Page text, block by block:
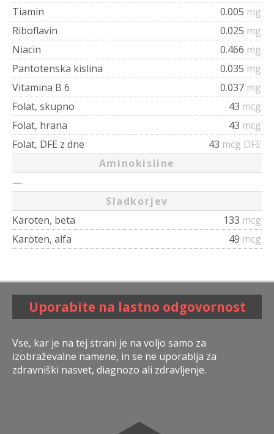
Tiamin
0.005 mg
Riboflavin
0.025 mg
Niacin
0.466 mg
Pantotenska kislina
0.035 mg
Vitamina B 6
0.037 mg
Folat, skupno
43 mcg
Folat, hrana
43 mcg
Folat, DFE z dne
43 mcg DFE
Aminokisline
—
Sladkorjev
Karoten, beta
133 mcg
Karoten, alfa
49 mcg
Uporabite na lastno odgovornost
Vse, kar je na tej strani je na voljo samo za
izobraževalne namene, in se ne uporablja za
zdravniški nasvet, diagnozo ali zdravljenje.